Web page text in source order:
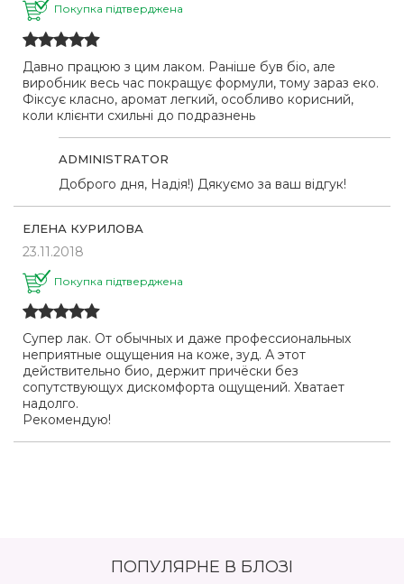
Покупка підтверджена
Давно працюю з цим лаком. Раніше був біо, але
виробник весь час покращує формули, тому зараз еко.
Фіксує класно, аромат легкий, особливо корисний,
коли клієнти схильні до подразнень
ADMINISTRATOR
Доброго дня, Надія!) Дякуємо за ваш відгук!
ЕЛЕНА КУРИЛОВА
23.11.2018
Покупка підтверджена
Супер лак. От обычных и даже профессиональных
неприятные ощущения на коже, зуд. А этот
действительно био, держит причёски без
сопутствующух дискомфорта ощущений. Хватает
надолго.
Рекомендую!
ПОПУЛЯРНЕ В БЛОЗІ